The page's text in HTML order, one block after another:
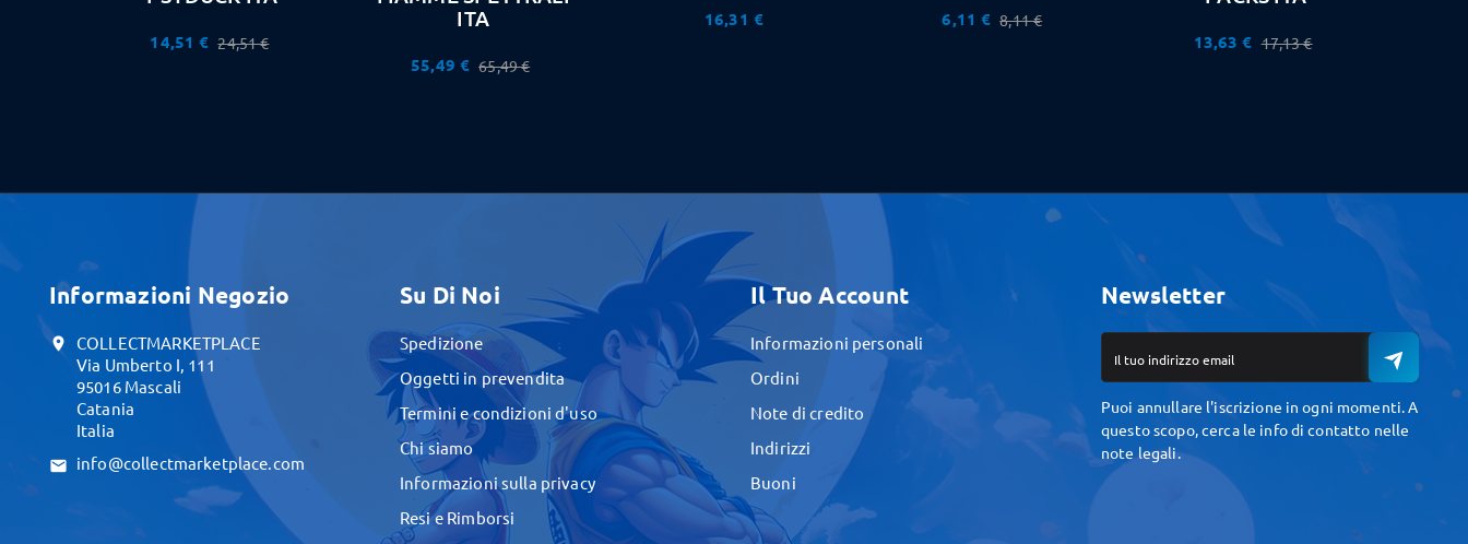
14,51 € 24,51 €
ITA
55,49 € 65,49 €
16,31 € 6,11 € 8,11 €
13,63 € 17,13 €
Informazioni Negozio
location_on
COLLECTMARKETPLACE
Via Umberto I, 111
95016 Mascali
Catania
Italia
email info@collectmarketplace.com
Su Di Noi
Spedizione
Oggetti in prevendita
Termini e condizioni d'uso
Chi siamo
Informazioni sulla privacy
Resi e Rimborsi
Il Tuo Account
Informazioni personali
Ordini
Note di credito
Indirizzi
Buoni
Newsletter
Puoi annullare l'iscrizione in ogni momenti. A
questo scopo, cerca le info di contatto nelle
note legali.